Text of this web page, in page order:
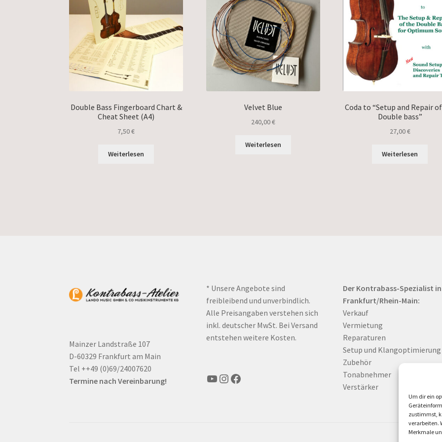
Um dir ein
zustimmst,
verarbeiten.
Merkmale
Double Bass Fingerboard Chart &
Cheat Sheet (A4)
7,50€
Weiterlesen
Velvet Blue
240,00€
Weiterlesen
Coda to “Setup and Repair
Double bass”
27,00€
Weiterlesen
Mainzer Landstraße 107
D-60329 Frankfurt am Main
Tel ++49 (0)69/24007620
Termine nach Vereinbarung!
* Unsere Angebote sind
freibleibend und unverbindlich.
Alle Preisangaben verstehen sich
inkl. deutscher MwSt. Bei Versand
entstehen weitere Kosten.
YouTube
Instagram
Facebook
Der Kontrabass-Spezialist in
Frankfurt/Rhein-Main:
Verkauf
Vermietung
Reparaturen
Setup und Klangoptimierung
Zubehör
Tonabnehmer
Verstärker